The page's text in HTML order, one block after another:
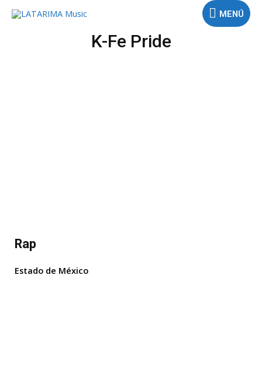
MENÚ
K-Fe Pride
Rap
Estado de México